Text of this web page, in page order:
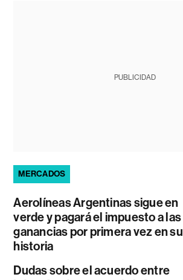
PUBLICIDAD
MERCADOS
Aerolíneas Argentinas sigue en
verde y pagará el impuesto a las
ganancias por primera vez en su
historia
Dudas sobre el acuerdo entre